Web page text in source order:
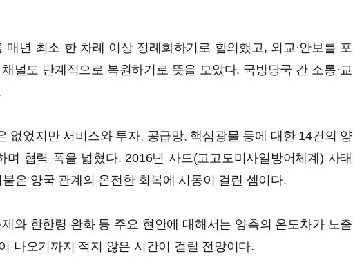
매년 최소 한 차례 이상 정례화하기로 합의했고, 외교·안보를 포
널도 단계적으로 복원하기로 뜻을 모았다. 국방당국 간 소통·교
없었지만 서비스와 투자, 공급망, 핵심광물 등에 대한 14건의 양
며 협력 폭을 넓혔다. 2016년 사드(고고도미사일방어체계) 사태
은 양국 관계의 온전한 회복에 시동이 걸린 셈이다.
와 한한령 완화 등 주요 현안에 대해서는 양측의 온도차가 노출
나오기까지 적지 않은 시간이 걸릴 전망이다.